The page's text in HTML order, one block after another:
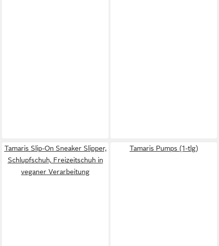
Tamaris Slip-On Sneaker Slipper,
Schlupfschuh, Freizeitschuh in
veganer Verarbeitung
Tamaris Pumps (1-tlg)